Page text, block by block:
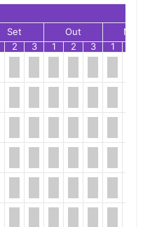
Set Out
Nov
2 3 1 2 3 1